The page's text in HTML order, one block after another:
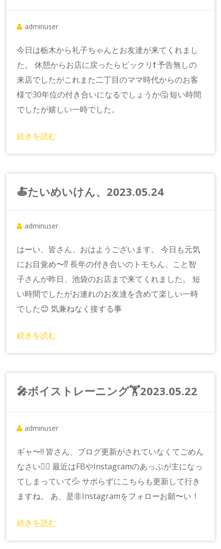
adminuser
今日は栃木から礼子ちゃんとお友達が来てくれまし
た。 休憩からお店に戻ったらビックリ❗️ 予告無しの
来店でしたがこれまた二丁目のママ時代からのお客
様で30年位の付き合いになるでしょうか🤔 短い時間
でしたが嬉しい一時でした。
続きを読む
🍝たいめいけん、2023.05.24
adminuser
はーい、皆さん、おはようございます。 今日も元気
にお目覚め〜⁉️ 長年の付き合いのトモちん、こと智
子さんが昨日、池袋のお店まで来てくれました。 短
い時間でしたがお連れのお友達を含めて楽しい一時
でした😊 気兼ねなく接する事
続きを読む
🎤ボイストレーニング🏋️2023.05.22
adminuser
ギャ〜‼️ 皆さん、ブログ更新がされていなくてごめん
なさい🙇‍♀️ 最近はFBやInstagramのあっぷが主になっ
てしまっていて💦 サボらずにこちらも更新して行き
ますね。 あ、是非Instagramをフォローお願〜い！
続きを読む